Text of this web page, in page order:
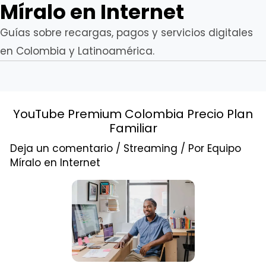
Míralo en Internet
Guías sobre recargas, pagos y servicios digitales
en Colombia y Latinoamérica.
YouTube Premium Colombia Precio Plan
Familiar
Deja un comentario / Streaming / Por Equipo
Míralo en Internet